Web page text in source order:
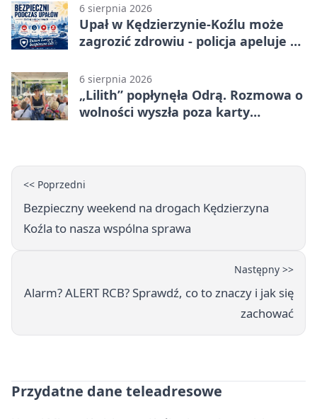
6 sierpnia 2026
Upał w Kędzierzynie-Koźlu może
zagrozić zdrowiu - policja apeluje o
6 sierpnia 2026
„Lilith” popłynęła Odrą. Rozmowa o
wolności wyszła poza karty
<< Poprzedni
Bezpieczny weekend na drogach Kędzierzyna
Koźla to nasza wspólna sprawa
Następny >>
Alarm? ALERT RCB? Sprawdź, co to znaczy i jak się
zachować
Przydatne dane teleadresowe